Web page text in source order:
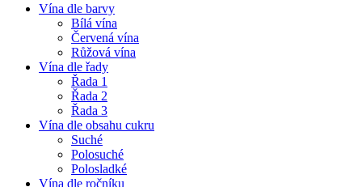
Vína dle barvy
Bílá vína
Červená vína
Růžová vína
Vína dle řady
Řada 1
Řada 2
Řada 3
Vína dle obsahu cukru
Suché
Polosuché
Polosladké
Vína dle ročníku